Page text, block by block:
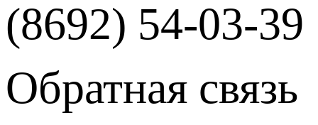
(8692) 54-03-39
Обратная связь